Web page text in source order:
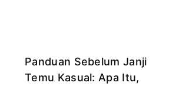
Panduan Sebelum Janji
Temu Kasual: Apa Itu,